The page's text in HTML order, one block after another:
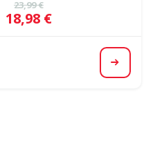
Oriģinālā cena
23,99 €
Cena
18,98 €